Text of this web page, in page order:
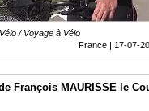
/ Voyage à Vélo
France | 17-07-
François MAURISSE le